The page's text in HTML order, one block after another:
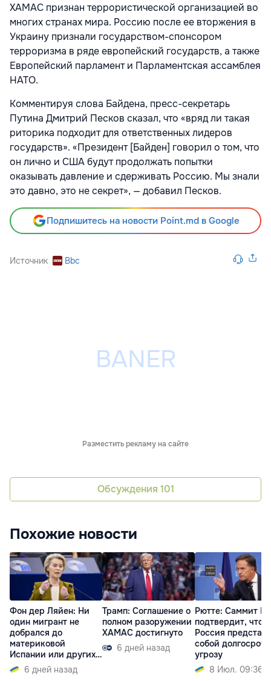
ХАМАС признан террористической организацией во
многих странах мира. Россию после ее вторжения в
Украину признали государством-спонсором
терроризма в ряде европейский государств, а также
Европейский парламент и Парламентская ассамблея
НАТО.
Комментируя слова Байдена, пресс-секретарь
Путина Дмитрий Песков сказал, что «вряд ли такая
риторика подходит для ответственных лидеров
государств». «Президент [Байден] говорил о том, что
он лично и США будут продолжать попытки
оказывать давление и сдерживать Россию. Мы знали
это давно, это не секрет», — добавил Песков.
Подпишитесь на новости Point.md в Google
Источник Bbc
Разместить рекламу на сайте
Обсуждения 101
Похожие новости
Фон дер Ляйен: Ни
один мигрант не
добрался до
материковой
Испании или других
стран ЕС
6 дней назад
Трамп: Соглашение о
полном разоружении
ХАМАС достигнуто
6 дней назад
Рютте: Саммит
подтвердит, что
Россия
собой
угрозу
8 Июл. 09:36